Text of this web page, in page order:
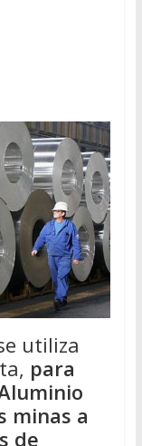
utiliza
para
minas a
de